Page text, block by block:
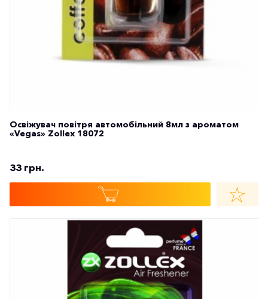
Освіжувач повітря автомобільний 8мл з ароматом
«Vegas» Zollex 18072
33 грн.